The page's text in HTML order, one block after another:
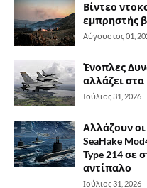
Βίντεο
εμπρηστής
Αύγουστος 01,
Ένοπλες
αλλάζει στα
Ιούλιος 31, 2026
Αλλάζουν οι
SeaHake
Type 214 σε
αντίπαλο
Ιούλιος 31, 2026